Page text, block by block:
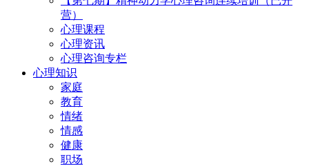
营）
心理课程
心理资讯
心理咨询专栏
心理知识
家庭
教育
情绪
情感
健康
职场